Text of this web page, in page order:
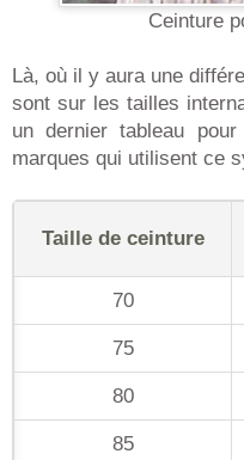
Ceinture
Là, où il y aura une
sont sur les tailles
un dernier tableau
marques qui utilisent ce
Taille de ceinture
70
75
80
85